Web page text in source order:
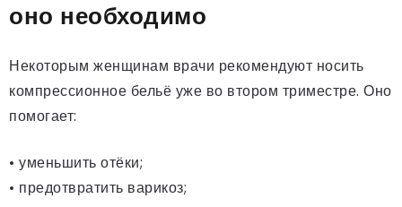
оно необходимо
Некоторым женщинам врачи рекомендуют носить
компрессионное бельё уже во втором триместре. Оно
помогает:
• уменьшить отёки;
• предотвратить варикоз;